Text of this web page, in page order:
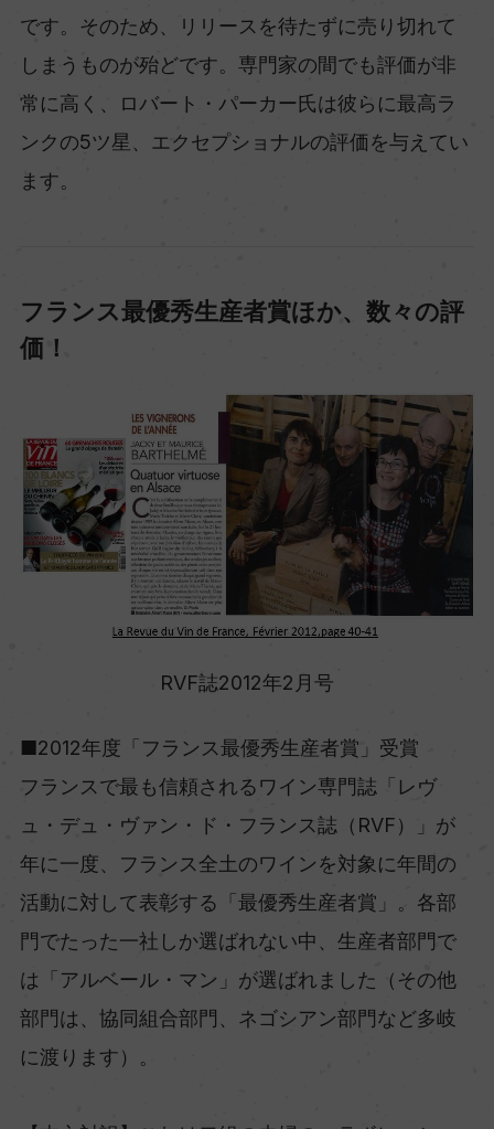
です。そのため、リリースを待たずに売り切れて
しまうものが殆どです。専門家の間でも評価が非
常に高く、ロバート・パーカー氏は彼らに最高ラ
ンクの5ツ星、エクセプショナルの評価を与えてい
ます。
フランス最優秀生産者賞ほか、数々の評
価！
RVF誌2012年2月号
■2012年度「フランス最優秀生産者賞」受賞
フランスで最も信頼されるワイン専門誌「レヴ
ュ・デュ・ヴァン・ド・フランス誌（RVF）」が
年に一度、フランス全土のワインを対象に年間の
活動に対して表彰する「最優秀生産者賞」。各部
門でたった一社しか選ばれない中、生産者部門で
は「アルベール・マン」が選ばれました（その他
部門は、協同組合部門、ネゴシアン部門など多岐
に渡ります）。